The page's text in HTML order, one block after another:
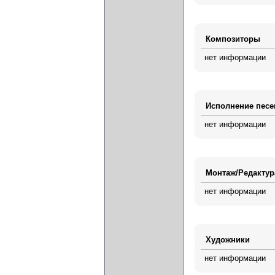
Композиторы
нет информации
Исполнение
нет информации
Монтаж/
нет информации
Художники
нет информации